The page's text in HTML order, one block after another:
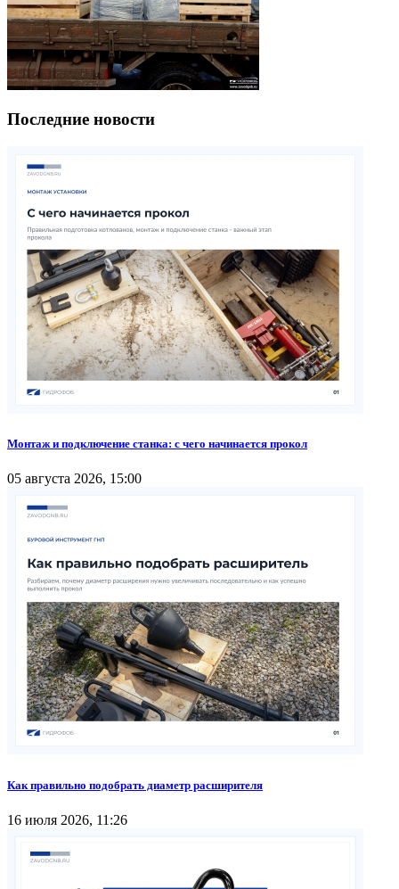
Последние новости
Монтаж и подключение станка: с чего начинается прокол
05 августа 2026, 15:00
Как правильно подобрать диаметр расширителя
16 июля 2026, 11:26